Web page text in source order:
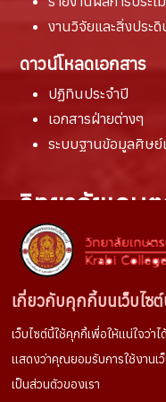
เกี่ยวกับคุกกี้บนเว็บไซ
เว็บไซต์นี้ใช้คุกกี้เพื่อให้แน่ใจว่า
แสดงว่าคุณยอมรับการใช้งานเ
เป็นส่วนตัวของเรา
งานวิจัยและสิ่งประ
ดาวน์โหลดเอกสาร
ปฏิทินประจำปี
เอกสารฝ่ายต่างๆ
ระบบฐานข้อมูลศิษย์
วิทยาลัยเกษต
สถานที่ติดต่อ :
100 หมู่ที่ 6 ตำบลห้วยยูง
อำเภอเหนือคลอง จังหวัดก
ช่องทางการติดต่อ :
Tel. 075666022
Facebook: งานประชาสั